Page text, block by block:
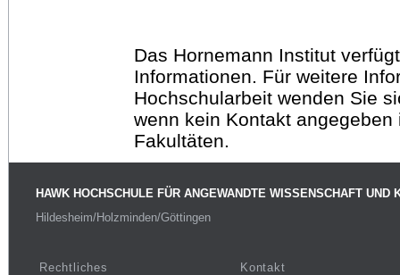
Das Hornemann Institut
Informationen. Für weitere
Hochschularbeit wenden Sie
wenn kein Kontakt
Fakultäten.
HAWK HOCHSCHULE FÜR ANGEWANDTE WISSENSCHAFT UND
Hildesheim/Holzminden/Göttingen
Rechtliches
Kontakt